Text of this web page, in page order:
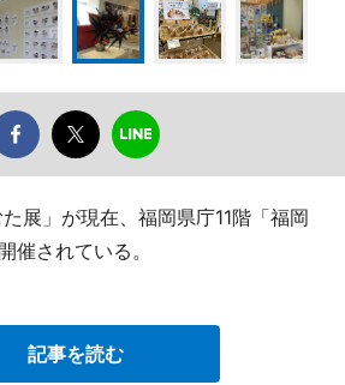
展」が現在、福岡県庁11階「福岡
催されている。
記事を読む